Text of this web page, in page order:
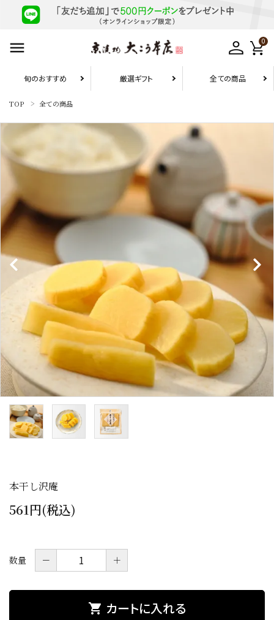
0
旬のおすすめ 厳選ギフト 全ての商品
10,800円（税込）以上の配送で
送料無料
search
旬のおすすめ
厳選ギフト
お試しセット
カテゴリーから探す
全ての商品
浅漬のお漬物
しば漬などの京つけもの（日持ち商品）
筍・沢庵・奈良漬（日持ち商品）
価格から探す
目的から探す
TOP 全ての商品
本干し沢庵
561円(税込)
数量 － ＋
shopping_cart カートに入れる